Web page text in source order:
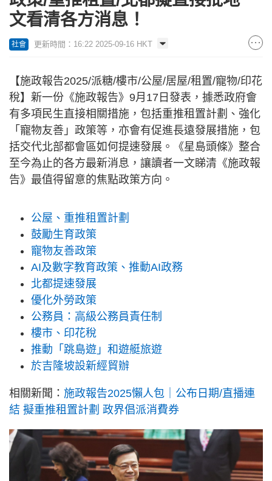
文看清各方消息！
社會 更新時間：16:22 2025-09-16 HKT
【施政報告2025/派糖/樓市/公屋/居屋/租置/寵物/印花
稅】新一份《施政報告》9月17日發表，據悉政府會
有多項民生直接相關措施，包括重推租置計劃、強化
「寵物友善」政策等，亦會有促進長遠發展措施，包
括交代北部都會區如何提速發展。《星島頭條》整合
至今為止的各方最新消息，讓讀者一文睇清《施政報
告》最值得留意的焦點政策方向。
公屋、重推租置計劃
鼓勵生育政策
寵物友善政策
AI及數字教育政策、推動AI政務
北都提速發展
優化外勞政策
公務員：高級公務員責任制
樓市、印花稅
推動「跳島遊」和遊艇旅遊
於吉隆坡設新經貿辦
相關新聞： 施政報告2025懶人包｜公布日期/直播連
結 擬重推租置計劃 政界倡派消費券